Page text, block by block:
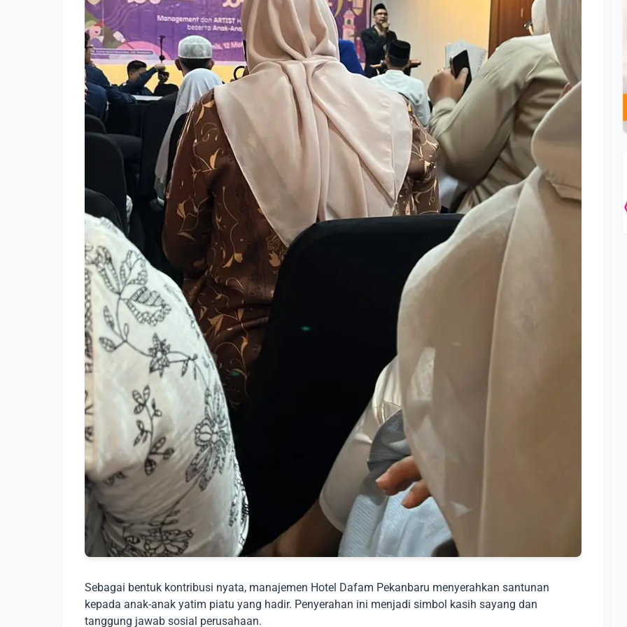
Sebagai bentuk kontribusi nyata, manajemen Hotel Dafam Pekanbaru menyerahkan santunan
kepada anak-anak yatim piatu yang hadir. Penyerahan ini menjadi simbol kasih sayang dan
tanggung jawab sosial perusahaan.